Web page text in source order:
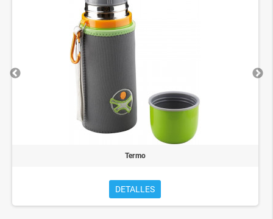
Termo
DETALLES